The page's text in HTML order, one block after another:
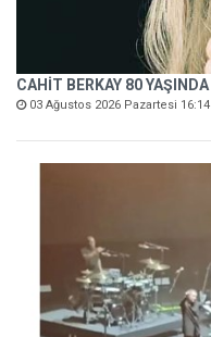
CAHİT BERKAY 80 YAŞINDA
03 Ağustos 2026 Pazartesi 16:14